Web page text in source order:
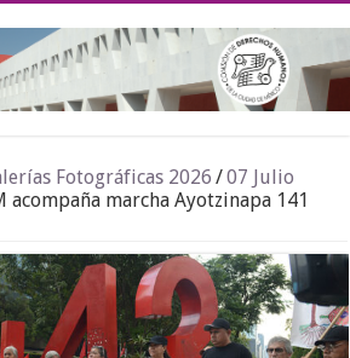
Fotográficas 2026 /07 Julio
acompaña marcha Ayotzinapa 141